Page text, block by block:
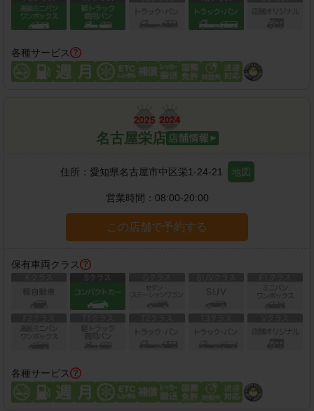
各種サービス
名古屋栄店
住所： 愛知県名古屋市中区栄1-24-21 地図
営業時間： 08:00-20:00
この店舗で予約する
保有車両クラス
各種サービス